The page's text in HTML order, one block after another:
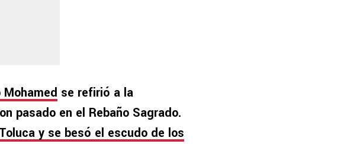
se refirió a la
pasado en el Rebaño Sagrado.
y se besó el escudo de los